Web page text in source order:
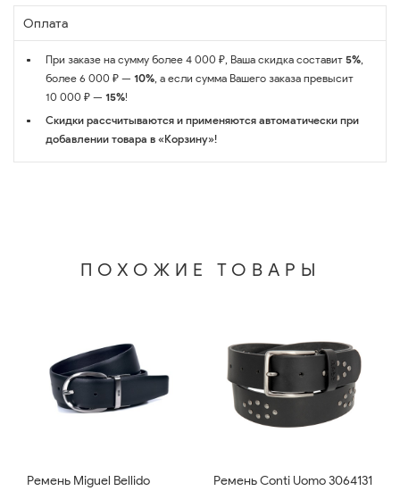
Оплата
При заказе на сумму более 4 000 ₽, Ваша скидка составит 5%,
более 6 000 ₽ — 10%, а если сумма Вашего заказа превысит
10 000 ₽ — 15%!
Скидки рассчитываются и применяются автоматически при
добавлении товара в «Корзину»!
ПОХОЖИЕ ТОВАРЫ
Ремень Miguel Bellido
Ремень Conti Uomo 3064131